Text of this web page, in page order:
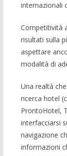
internazionali
Competitività
risultati sulla
aspettare
modalità di
Una realtà
ricerca hotel
ProntoHotel,
interfacciarsi
navigazione
informazioni